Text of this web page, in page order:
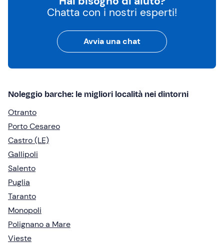
Chatta con i nostri esperti!
Avvia una chat
Noleggio barche: le migliori località nei dintorni
Otranto
Porto Cesareo
Castro (LE)
Gallipoli
Salento
Puglia
Taranto
Monopoli
Polignano a Mare
Vieste